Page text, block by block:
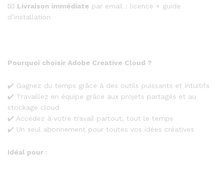
📧 Livraison immédiate par email : licence + guide
d’installation
Pourquoi choisir Adobe Creative Cloud ?
✔️ Gagnez du temps grâce à des outils puissants et intuitifs
✔️ Travaillez en équipe grâce aux projets partagés et au
stockage cloud
✔️ Accédez à votre travail partout, tout le temps
✔️ Un seul abonnement pour toutes vos idées créatives
Idéal pour :